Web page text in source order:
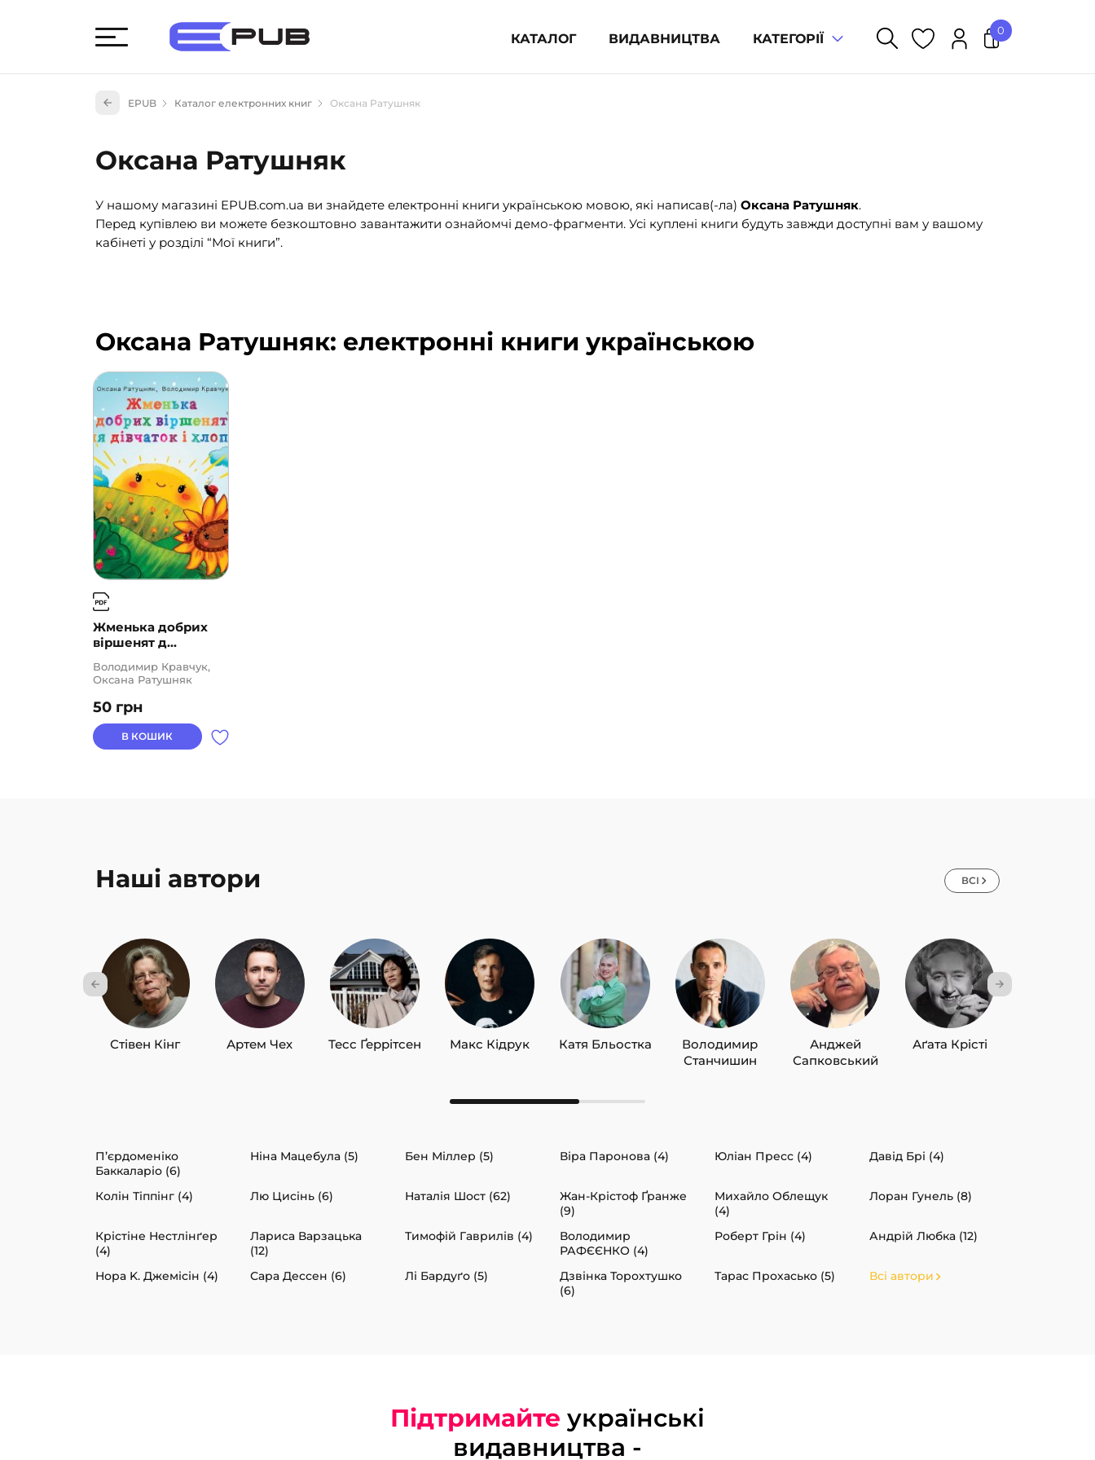
КАТАЛОГ ВИДАВНИЦТВА КАТЕГОРІЇ
Художня література (1854)
Науково-популярна література (1015)
(527)
0
У кошику немає товарів.
EPUB Каталог електронних книг Оксана Ратушняк
Оксана Ратушняк
У нашому магазині EPUB.com.ua ви знайдете електронні книги українською мовою, які написав(-ла) Оксана Ратушняк.
Перед купівлею ви можете безкоштовно завантажити ознайомчі демо-фрагменти. Усі куплені книги будуть завжди доступні вам у вашому
кабінеті у розділі “Мої книги”.
Оксана Ратушняк: електронні книги українською
Жменька добрих
віршенят д...
50 грн
Володимир Кравчук,
Оксана Ратушняк
В КОШИК
Наші автори ВСІ
Стівен Кінг Артем Чех Тесс Ґеррітсен Макс Кідрук Катя Бльостка
Володимир
Станчишин
Анджей
Сапковський
Аґата Крісті
П’єрдоменіко
Баккаларіо (6)
Ніна Мацебула (5) Бен Міллер (5) Віра Паронова (4) Юліан Пресс (4) Давід Брі (4)
Колін Тіппінг (4) Лю Цисінь (6) Наталія Шост (62)
Жан-Крістоф Ґранже
(9)
Михайло Облещук
(4)
Лоран Гунель (8)
Крістіне Нестлінґер
(4)
Лариса Варзацька
(12)
Тимофій Гаврилів (4)
Володимир
РАФЄЄНКО (4)
Роберт Грін (4) Андрій Любка (12)
Нора K. Джемісін (4) Сара Дессен (6) Лі Бардуґо (5)
Дзвінка Торохтушко
(6)
Тарас Прохасько (5) Всі автори
Підтримайте українські
видавництва -